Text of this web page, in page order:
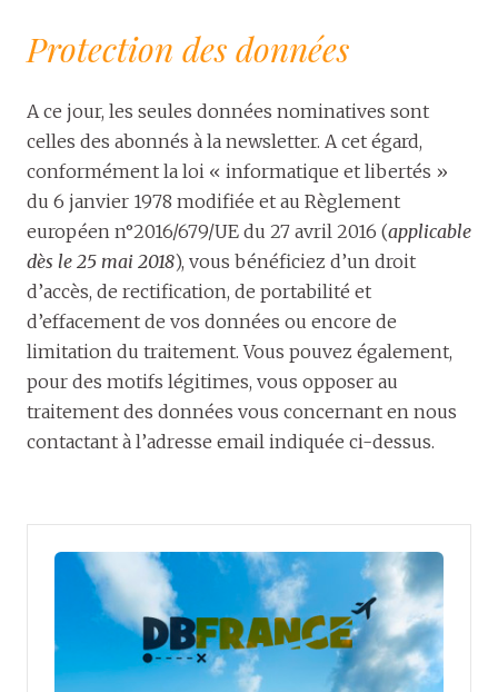
Protection des données
A ce jour, les seules données nominatives sont
celles des abonnés à la newsletter. A cet égard,
conformément la loi « informatique et libertés »
du 6 janvier 1978 modifiée et au Règlement
européen n°2016/679/UE du 27 avril 2016 (applicable
dès le 25 mai 2018), vous bénéficiez d’un droit
d’accès, de rectification, de portabilité et
d’effacement de vos données ou encore de
limitation du traitement. Vous pouvez également,
pour des motifs légitimes, vous opposer au
traitement des données vous concernant en nous
contactant à l’adresse email indiquée ci-dessus.